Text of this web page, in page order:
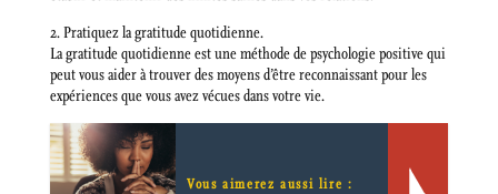
2. Pratiquez la gratitude quotidienne.
La gratitude quotidienne est une méthode de psychologie positive qui
peut vous aider à trouver des moyens d’être reconnaissant pour les
expériences que vous avez vécues dans votre vie.
Vous aimerez aussi lire :